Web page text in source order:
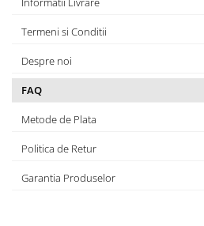
Creme bio anti-poluare
Creme bio piele grasă acneică
Termeni si Conditii
Despre noi
FAQ
Metode de Plata
Politica de Retur
Garantia Produselor